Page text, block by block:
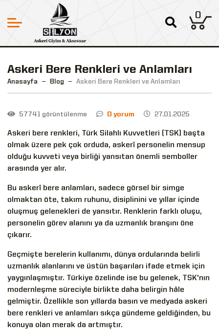
0
Askeri Bere Renkleri ve Anlamları
Anasayfa Blog Askeri Bere Renkleri ve Anlamları
57741 görüntülenme 0 yorum 27.01.2025
Askeri bere renkleri, Türk Silahlı Kuvvetleri (TSK) başta
olmak üzere pek çok orduda, askerî personelin mensup
olduğu kuvveti veya birliği yansıtan önemli semboller
arasında yer alır.
Bu askerî bere anlamları, sadece görsel bir simge
olmaktan öte, takım ruhunu, disiplinini ve yıllar içinde
oluşmuş gelenekleri de yansıtır. Renklerin farklı oluşu,
personelin görev alanını ya da uzmanlık branşını öne
çıkarır.
Geçmişte berelerin kullanımı, dünya ordularında belirli
uzmanlık alanlarını ve üstün başarıları ifade etmek için
yaygınlaşmıştır. Türkiye özelinde ise bu gelenek, TSK'nın
modernleşme süreciyle birlikte daha belirgin hâle
gelmiştir. Özellikle son yıllarda basın ve medyada askeri
bere renkleri ve anlamları sıkça gündeme geldiğinden, bu
konuya olan merak da artmıştır.